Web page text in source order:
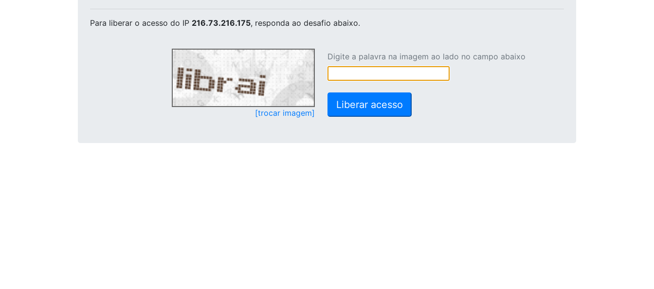
Para liberar o acesso do IP 216.73.216.175, responda ao desafio abaixo.
[trocar imagem]
Digite a palavra na imagem ao lado no campo abaixo